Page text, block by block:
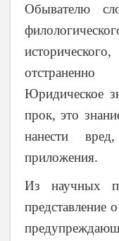
Обывателю
Юридическое
прок, это
нанести
приложения.
Из научных
представление